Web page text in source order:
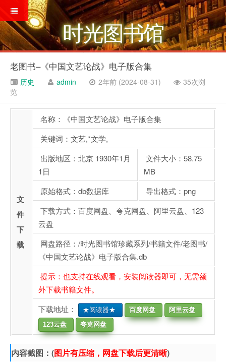
时光图书馆
老图书–《中国文艺论战》电子版合集
历史 admin 2年前 (2024-08-31)
35次浏
览
文
件
下
载
名称：《中国文艺论战》电子版合集
关键词：文艺,*文学,
出版地区：北京 1930年1月
1日
文件大小：58.75
MB
原始格式：db数据库
导出格式：png
下载方式：百度网盘、夸克网盘、阿里云盘、123
云盘
网盘路径：/时光图书馆珍藏系列/书籍文件/老图书/
《中国文艺论战》电子版合集.db
提示：也支持在线观看，安装阅读器即可，无需额
外下载书籍文件。
下载地址：
★阅读器★ 百度网盘
阿里云盘
123云盘
夸克网盘
内容截图：(图片有压缩，网盘下载后更清晰)